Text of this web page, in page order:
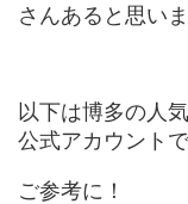
さんあると思いま
以下は博多の人
公式アカウントで
ご参考に！